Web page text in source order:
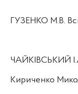
ГУЗЕНКО М.В.
ЧАЙКІВСЬКИЙ
Кириченко